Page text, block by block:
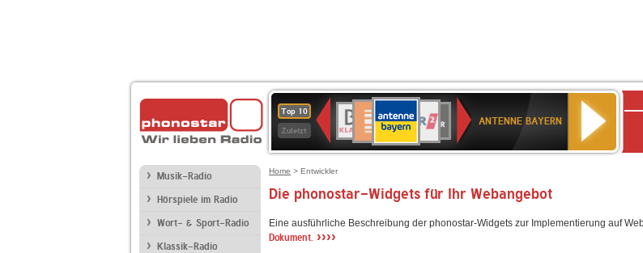
Top 10
Zuletzt
Deutschlandfunk
80er
90er
OLDIE
ANTENNE
SWR3
WDR
4
BR-
KLASSIK
Deutschlandfunk
KulturBAYERN
2
SWR
Kultur
NDR
2
ANTENNE BAYERN
Musik-Radio
Hörspiele im Radio
Wort- & Sport-Radio
Klassik-Radio
Home > Entwickler
Die phonostar-Widgets für Ihr Webangebot
Eine ausführliche Beschreibung der phonostar-Widgets zur Implementierung auf
Dokument. ››››